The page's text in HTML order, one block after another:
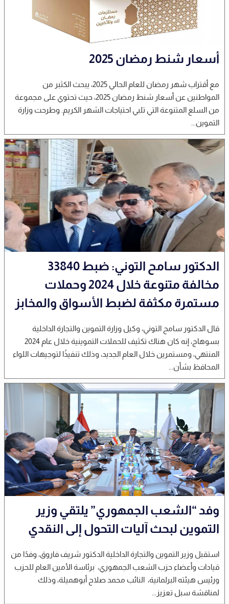
أسعار شنط رمضان 2025
مع أقتراب شهر رمضان للعام الحالي 2025، يبحث الكثبر من
المواطنين عن أسعار شنط رمضان 2025، حيث تحتوي على مجموعة
من السلع المتنوعة التي تلبي احتياجات الشهر الكريم. وطرحت وزارة
التموين...
الدكتور سامح التوني: ضبط 33840
مخالفة متنوعة خلال 2024 وحملات
مستمرة مكثفة لضبط الأسواق والمخابز
قال الدكتور سامح التوني، وكيل وزارة التموين والتجارة الداخلية
بسوهاج، إنه كان هناك تكثيف للحملات التموينية خلال عام 2024
المنتهي، ومستمرين خلال العام الجديد، وذلك تنفيذًا لتوجيهات اللواء
المحافظ بشأن...
وفد “الشعب الجمهوري” يلتقي وزير
التموين لبحث آليات التحول إلى النقدي
استقبل وزير التموين والتجارة الداخلية الدكتور شريف فاروق، وفدًا من
قيادات وأعضاء حزب الشعب الجمهوري، برئاسة الأمين العام للحزب
ورئيس هيئته البرلمانية، النائب محمد صلاح أبوهميلة، وذلك
لمناقشة سبل تعزيز...